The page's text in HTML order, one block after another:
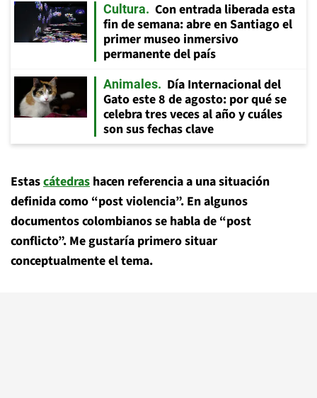
Cultura
Con entrada liberada esta
fin de semana: abre en Santiago el
primer museo inmersivo
permanente del país
Animales
Día Internacional del
Gato este 8 de agosto: por qué se
celebra tres veces al año y cuáles
son sus fechas clave
Estascátedras hacen referencia a una situación
definida como “post violencia”. En algunos
documentos colombianos se habla de “post
conflicto”. Me gustaría primero situar
conceptualmente el tema.